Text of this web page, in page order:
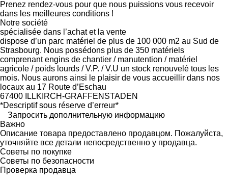
Prenez rendez-vous pour que nous puissions vous recevoir
dans les meilleures conditions !
Notre société
spécialisée dans l’achat et la vente
dispose d’un parc matériel de plus de 100 000 m2 au Sud de
Strasbourg. Nous possédons plus de 350 matériels
comprenant engins de chantier / manutention / matériel
agricole / poids lourds / V.P. / V.U un stock renouvelé tous les
mois. Nous aurons ainsi le plaisir de vous accueillir dans nos
locaux au 17 Route d’Eschau
67400 ILLKIRCH-GRAFFENSTADEN
*Descriptif sous réserve d’erreur*
Запросить дополнительную информацию
Важно
Описание товара предоставлено продавцом. Пожалуйста,
уточняйте все детали непосредственно у продавца.
Советы по покупке
Советы по безопасности
Проверка продавца